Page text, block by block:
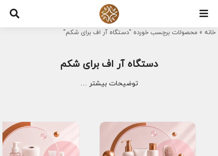
Skip
content
خانه » محصولات برچسب خورده "دستگاه آر اف برای شکم"
دستگاه آر اف برای شکم
توضیحات بیشتر …